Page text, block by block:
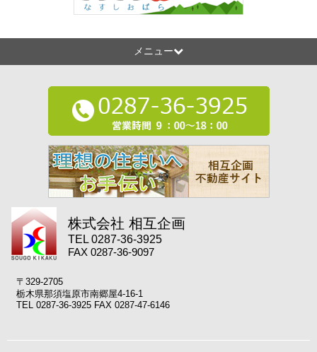
メニュー
株式会社 相互企画
TEL 0287-36-3925
FAX 0287-36-9097
〒329-2705
栃木県那須塩原市南郷屋4-16-1
TEL 0287-36-3925 FAX 0287-47-6146